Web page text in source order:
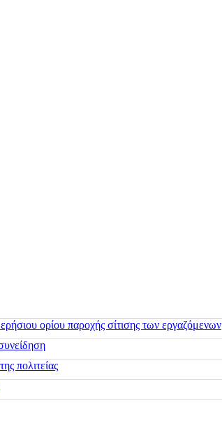
ορίου παροχής σίτισης των εργαζόμενων
πολιτείας